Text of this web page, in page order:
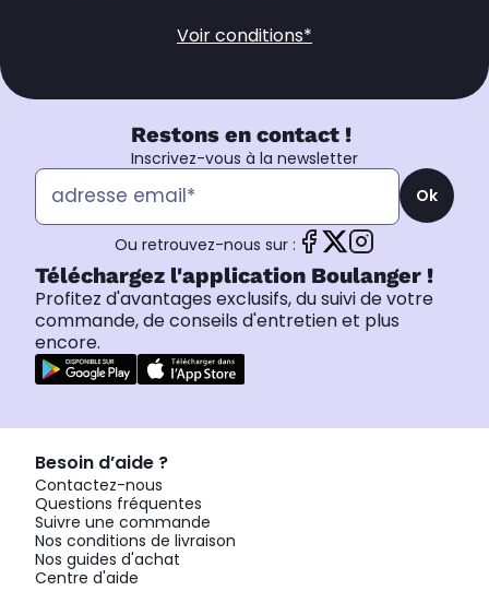
Voir conditions*
Restons en contact !
Inscrivez-vous à la newsletter
Ok
Ou retrouvez-nous sur :
Téléchargez l'application Boulanger !
Profitez d'avantages exclusifs, du suivi de votre
commande, de conseils d'entretien et plus
encore.
Besoin d’aide ?
Contactez-nous
Questions fréquentes
Suivre une commande
Nos conditions de livraison
Nos guides d'achat
Centre d'aide